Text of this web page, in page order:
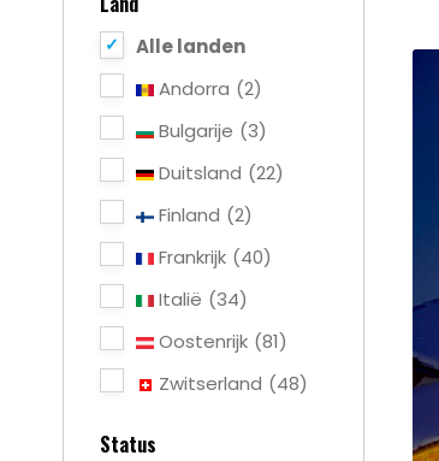
Alle landen
Andorra (2)
Bulgarije (3)
Duitsland (22)
Finland (2)
Frankrijk (40)
Italië (34)
Oostenrijk (81)
Zwitserland (48)
Status